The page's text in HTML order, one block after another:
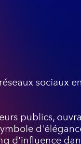
sociaux
publics,
d'influence